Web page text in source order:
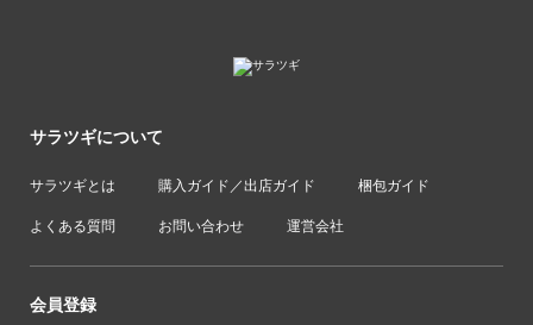
サラツギについて
サラツギとは 購入ガイド／出店ガイド 梱包ガイド
よくある質問 お問い合わせ 運営会社
会員登録